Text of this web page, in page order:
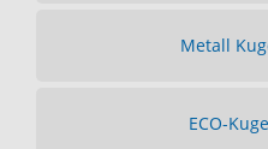
Metall
ECO-